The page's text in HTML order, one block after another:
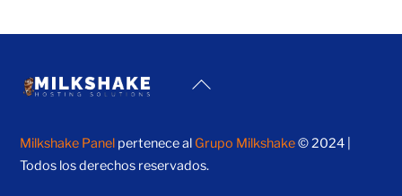
Back
Milkshake Panel pertenece al Grupo Milkshake© 2024 |
Todos los derechos reservados.